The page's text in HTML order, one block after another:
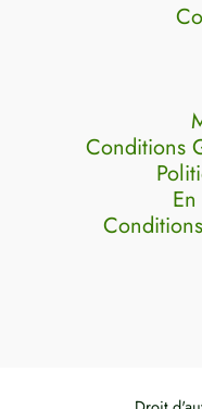
Conditions